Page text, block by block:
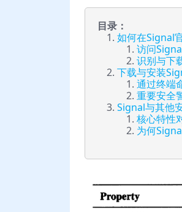
目录：
如何在Signal
访问
识别与下
下载与安装
通过终端
重要安全
Signal与其他
核心特性
为何